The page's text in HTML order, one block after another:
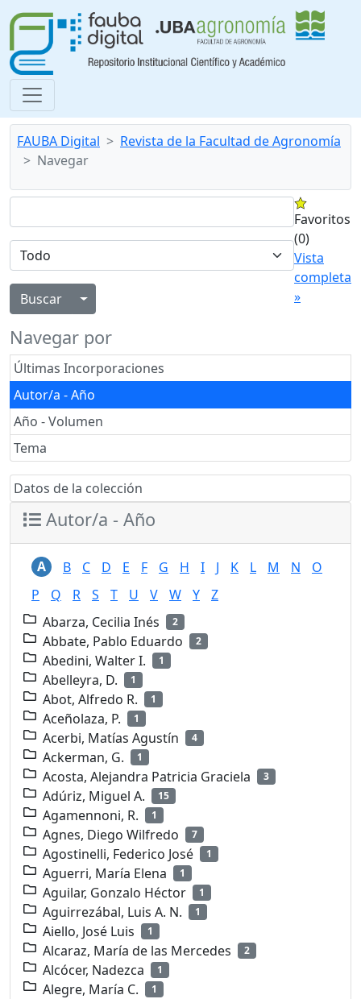
FAUBA Digital
Revista de la Facultad de Agronomía
Navegar
Alternar menú desplegable
Favoritos
(0)
Vista
completa
»
Navegar por
Últimas Incorporaciones
Autor/a - Año
Año - Volumen
Tema
Datos de la colección
Autor/a - Año
A B C D E F G H I J K L M N
O
P
Q R S T U V W Y
Z
Abarza, Cecilia Inés
2
Abbate, Pablo Eduardo 2
Abedini, Walter I. 1
Abelleyra, D. 1
Abot, Alfredo R. 1
Aceñolaza, P. 1
Acerbi, Matías Agustín 4
Ackerman, G. 1
Acosta, Alejandra Patricia Graciela 3
Adúriz, Miguel A. 15
Agamennoni, R. 1
Agnes, Diego Wilfredo 7
Agostinelli, Federico José 1
Aguerri, María Elena 1
Aguilar, Gonzalo Héctor 1
Aguirrezábal, Luis A. N. 1
Aiello, José Luis 1
Alcaraz, María de las Mercedes 2
Alcócer, Nadezca 1
Alegre, María C. 1